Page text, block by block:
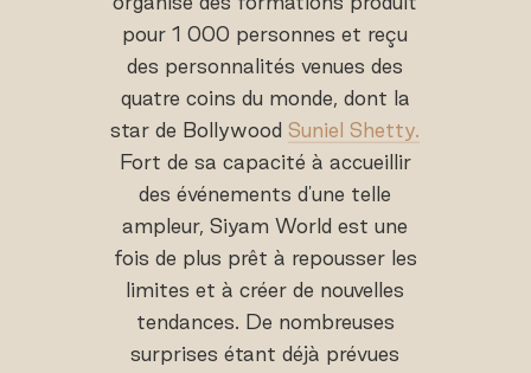
pour 1 000 personnes et reçu
des personnalités venues des
quatre coins du monde, dont la
star de BollywoodSuniel Shetty.
Fort de sa capacité à accueillir
des événements d'une telle
ampleur, Siyam World est une
fois de plus prêt à repousser les
limites et à créer de nouvelles
tendances. De nombreuses
surprises étant déjà prévues